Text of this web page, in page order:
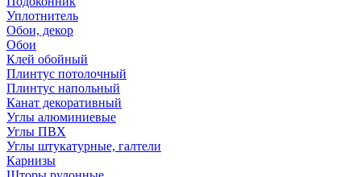
Уплотнитель
Обои, декор
Обои
Клей обойный
Плинтус потолочный
Плинтус напольный
Канат декоративный
Углы алюминиевые
Углы ПВХ
Углы штукатурные, галтели
Карнизы